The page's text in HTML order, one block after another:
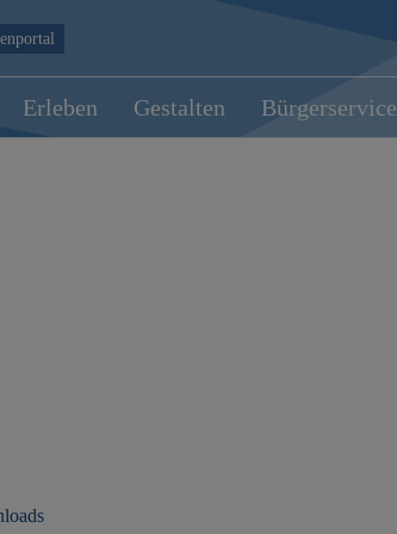
Erleben Gestalten Bürgerservice